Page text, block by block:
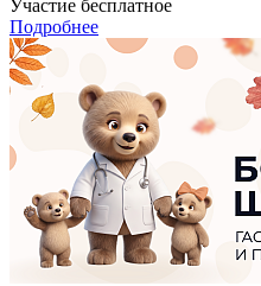
Участие бесплатное
Подробнее